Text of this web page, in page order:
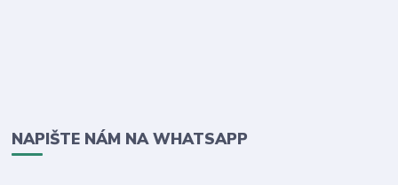
NAPIŠTE NÁM NA WHATSAPP